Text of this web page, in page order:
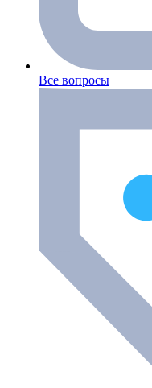
Все вопросы